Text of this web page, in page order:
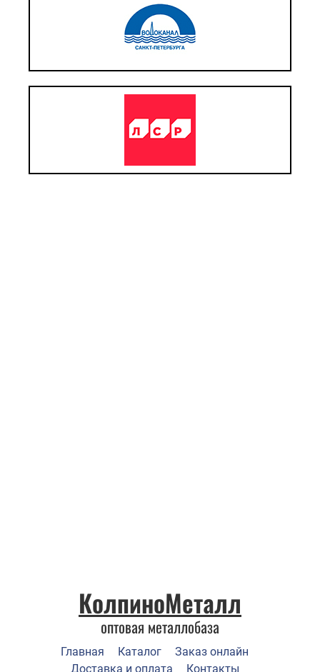
КолпиноМеталл
оптовая металлобаза
Главная Каталог
Заказ онлайн
Доставка и оплата
Контакты